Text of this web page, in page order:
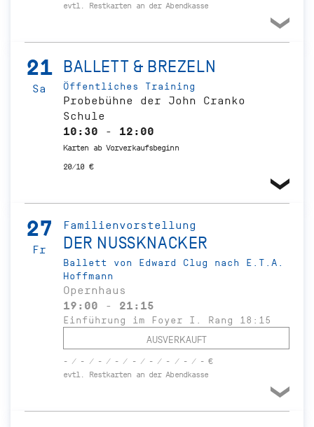
evtl. Restkarten an der Abendkasse
21
Sa
BALLETT & BREZELN
Öffentliches Training
Probebühne der John Cranko
Schule
10:30 - 12:00
Karten ab Vorverkaufsbeginn
20/10 €
27
Fr
Familienvorstellung
DER NUSSKNACKER
Ballett von Edward Clug nach E.T.A.
Hoffmann
Opernhaus
19:00 - 21:15
Einführung im Foyer I. Rang 18:15
AUSVERKAUFT
- / - / - / - / - / - / - / - / - €
evtl. Restkarten an der Abendkasse